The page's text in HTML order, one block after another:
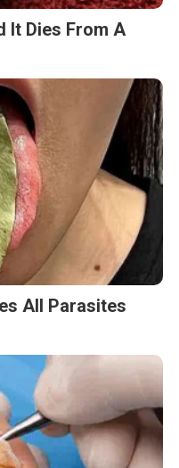
It Dies From A
All Parasites